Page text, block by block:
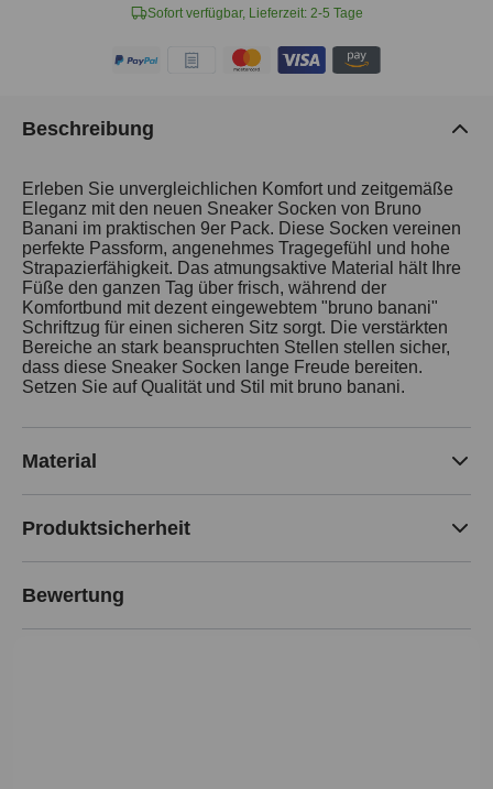
Sofort verfügbar, Lieferzeit: 2-5 Tage
Beschreibung
Erleben Sie unvergleichlichen Komfort und zeitgemäße
Eleganz mit den neuen Sneaker Socken von Bruno
Banani im praktischen 9er Pack. Diese Socken vereinen
perfekte Passform, angenehmes Tragegefühl und hohe
Strapazierfähigkeit. Das atmungsaktive Material hält Ihre
Füße den ganzen Tag über frisch, während der
Komfortbund mit dezent eingewebtem "bruno banani"
Schriftzug für einen sicheren Sitz sorgt. Die verstärkten
Bereiche an stark beanspruchten Stellen stellen sicher,
dass diese Sneaker Socken lange Freude bereiten.
Setzen Sie auf Qualität und Stil mit bruno banani.
Material
Produktsicherheit
Bewertung